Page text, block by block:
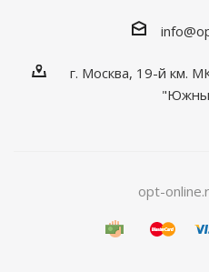
г. Москва, 19-й км.
opt-